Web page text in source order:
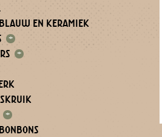
EN KERAMIEK
+
+
+